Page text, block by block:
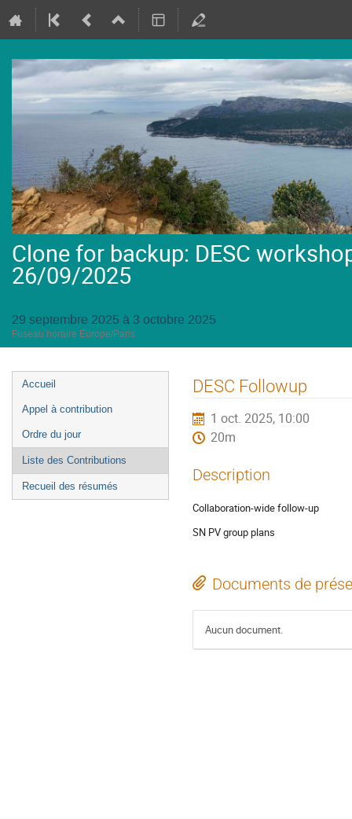
Clone for backup: DESC
26/09/2025
29 septembre 2025 à 3 octobre 2025
Fuseau horaire Europe/Paris
Menu
de
Accueil
Appel à contribution
Ordre du jour
Liste des Contributions
Recueil des résumés
DESC Followup
1 oct. 2025, 10:00
20m
Description
Collaboration-wide follow-up
SN PV group plans
Documents de
Aucun document.